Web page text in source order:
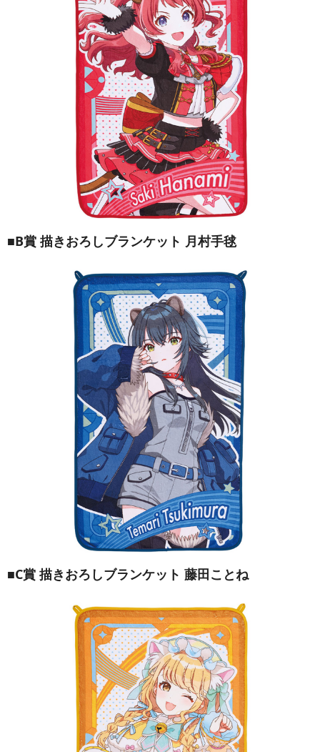
■B賞 描きおろしブランケット 月村手毬
■C賞 描きおろしブランケット 藤田ことね